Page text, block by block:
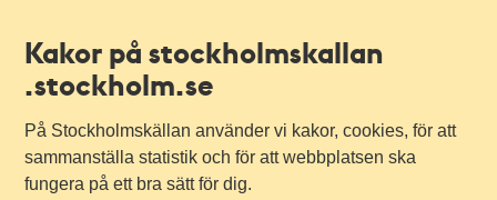
Kakor på stockholmskallan
.stockholm.se
På Stockholmskällan använder vi kakor, cookies, för att
sammanställa statistik och för att webbplatsen ska
fungera på ett bra sätt för dig.